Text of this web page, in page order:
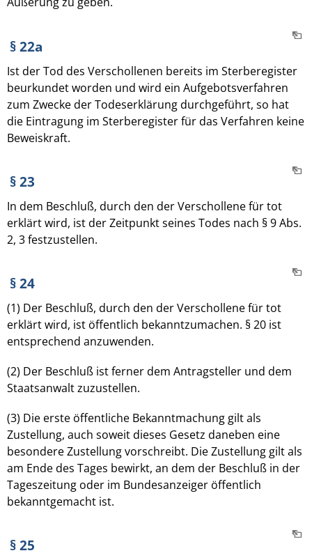
§ 22a
Ist der Tod des Verschollenen bereits im Sterberegister
beurkundet worden und wird ein Aufgebotsverfahren
zum Zwecke der Todeserklärung durchgeführt, so hat
die Eintragung im Sterberegister für das Verfahren keine
Beweiskraft.
§ 23
In dem Beschluß, durch den der Verschollene für tot
erklärt wird, ist der Zeitpunkt seines Todes nach § 9 Abs.
2, 3 festzustellen.
§ 24
(1) Der Beschluß, durch den der Verschollene für tot
erklärt wird, ist öffentlich bekanntzumachen. § 20 ist
entsprechend anzuwenden.
(2) Der Beschluß ist ferner dem Antragsteller und dem
Staatsanwalt zuzustellen.
(3) Die erste öffentliche Bekanntmachung gilt als
Zustellung, auch soweit dieses Gesetz daneben eine
besondere Zustellung vorschreibt. Die Zustellung gilt als
am Ende des Tages bewirkt, an dem der Beschluß in der
Tageszeitung oder im Bundesanzeiger öffentlich
bekanntgemacht ist.
§ 25